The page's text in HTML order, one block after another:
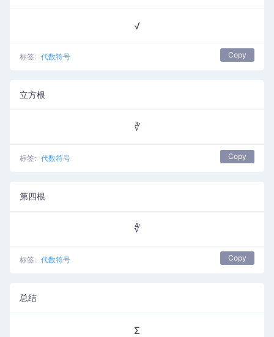
√
标签: 代数符号 Copy
立方根
∛
标签: 代数符号 Copy
第四根
∜
标签: 代数符号 Copy
总结
Σ